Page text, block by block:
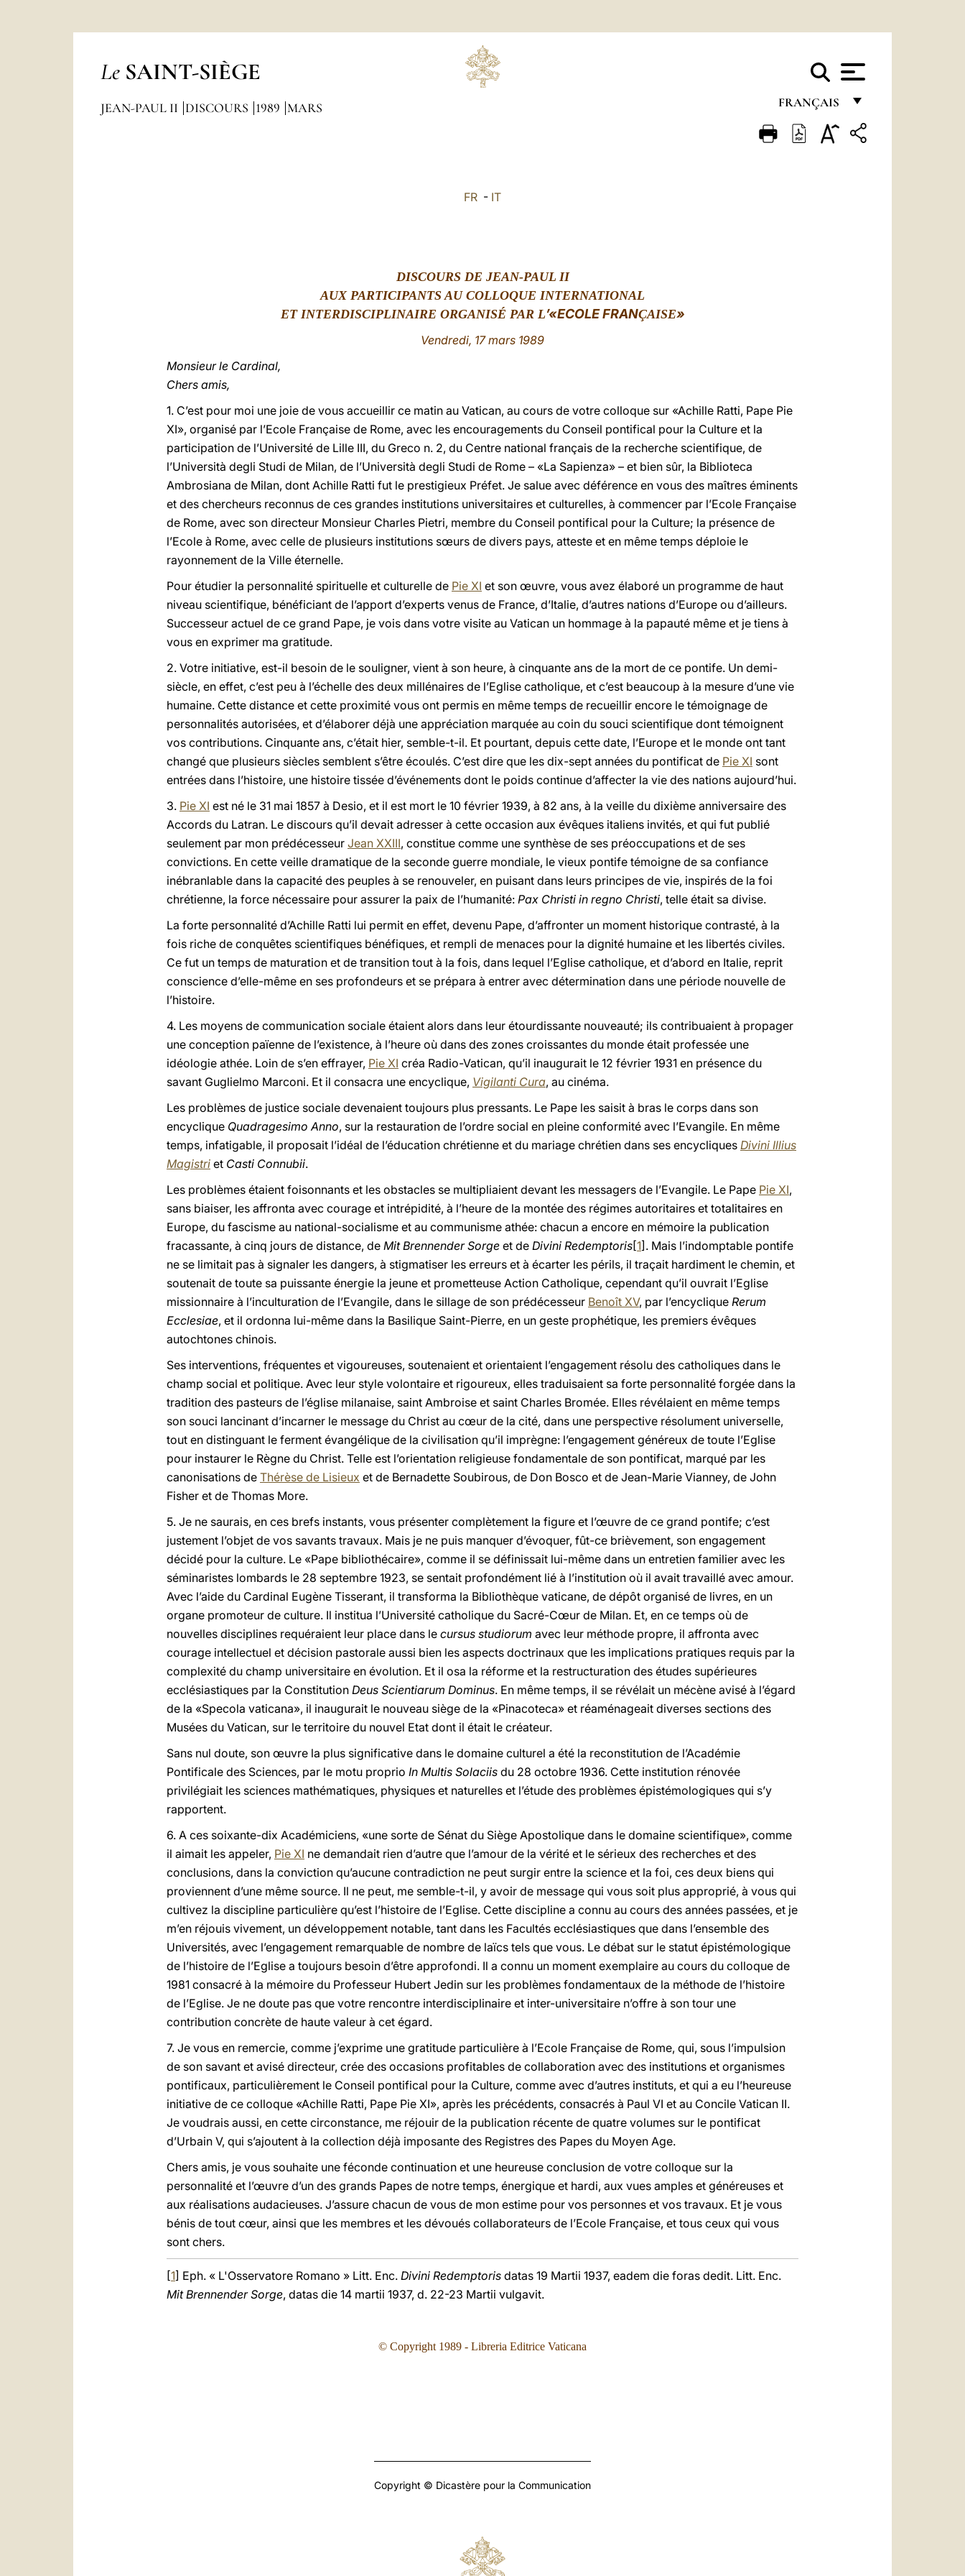
Le SAINT-SIÈGE
FRANÇAIS
FRANÇAIS
JEAN-PAUL II DISCOURS 1989 MARS
FR - IT
DISCOURS DE JEAN-PAUL II
AUX PARTICIPANTS AU COLLOQUE INTERNATIONAL
ET INTERDISCIPLINAIRE ORGANISÉ PAR L’«ECOLE FRANÇAISE»
Vendredi, 17 mars 1989
Monsieur le Cardinal,
Chers amis,
1. C’est pour moi une joie de vous accueillir ce matin au Vatican, au cours de votre colloque sur «Achille Ratti, Pape Pie
XI», organisé par l’Ecole Française de Rome, avec les encouragements du Conseil pontifical pour la Culture et la
participation de l’Université de Lille III, du Greco n. 2, du Centre national français de la recherche scientifique, de
l’Università degli Studi de Milan, de l’Università degli Studi de Rome – «La Sapienza» – et bien sûr, la Biblioteca
Ambrosiana de Milan, dont Achille Ratti fut le prestigieux Préfet. Je salue avec déférence en vous des maîtres éminents
et des chercheurs reconnus de ces grandes institutions universitaires et culturelles, à commencer par l’Ecole Française
de Rome, avec son directeur Monsieur Charles Pietri, membre du Conseil pontifical pour la Culture; la présence de
l’Ecole à Rome, avec celle de plusieurs institutions sœurs de divers pays, atteste et en même temps déploie le
rayonnement de la Ville éternelle.
Pour étudier la personnalité spirituelle et culturelle de Pie XI et son œuvre, vous avez élaboré un programme de haut
niveau scientifique, bénéficiant de l’apport d’experts venus de France, d’Italie, d’autres nations d’Europe ou d’ailleurs.
Successeur actuel de ce grand Pape, je vois dans votre visite au Vatican un hommage à la papauté même et je tiens à
vous en exprimer ma gratitude.
2. Votre initiative, est-il besoin de le souligner, vient à son heure, à cinquante ans de la mort de ce pontife. Un demi-
siècle, en effet, c’est peu à l’échelle des deux millénaires de l’Eglise catholique, et c’est beaucoup à la mesure d’une vie
humaine. Cette distance et cette proximité vous ont permis en même temps de recueillir encore le témoignage de
personnalités autorisées, et d’élaborer déjà une appréciation marquée au coin du souci scientifique dont témoignent
vos contributions. Cinquante ans, c’était hier, semble-t-il. Et pourtant, depuis cette date, l’Europe et le monde ont tant
changé que plusieurs siècles semblent s’être écoulés. C’est dire que les dix-sept années du pontificat de Pie XI sont
entrées dans l’histoire, une histoire tissée d’événements dont le poids continue d’affecter la vie des nations aujourd’hui.
3. Pie XI est né le 31 mai 1857 à Desio, et il est mort le 10 février 1939, à 82 ans, à la veille du dixième anniversaire des
Accords du Latran. Le discours qu’il devait adresser à cette occasion aux évêques italiens invités, et qui fut publié
seulement par mon prédécesseur Jean XXIII, constitue comme une synthèse de ses préoccupations et de ses
convictions. En cette veille dramatique de la seconde guerre mondiale, le vieux pontife témoigne de sa confiance
inébranlable dans la capacité des peuples à se renouveler, en puisant dans leurs principes de vie, inspirés de la foi
chrétienne, la force nécessaire pour assurer la paix de l’humanité: Pax Christi in regno Christi, telle était sa divise.
La forte personnalité d’Achille Ratti lui permit en effet, devenu Pape, d’affronter un moment historique contrasté, à la
fois riche de conquêtes scientifiques bénéfiques, et rempli de menaces pour la dignité humaine et les libertés civiles.
Ce fut un temps de maturation et de transition tout à la fois, dans lequel l’Eglise catholique, et d’abord en Italie, reprit
conscience d’elle-même en ses profondeurs et se prépara à entrer avec détermination dans une période nouvelle de
l’histoire.
4. Les moyens de communication sociale étaient alors dans leur étourdissante nouveauté; ils contribuaient à propager
une conception païenne de l’existence, à l’heure où dans des zones croissantes du monde était professée une
idéologie athée. Loin de s’en effrayer, Pie XI créa Radio-Vatican, qu’il inaugurait le 12 février 1931 en présence du
savant Guglielmo Marconi. Et il consacra une encyclique, Vigilanti Cura, au cinéma.
Les problèmes de justice sociale devenaient toujours plus pressants. Le Pape les saisit à bras le corps dans son
encyclique Quadragesimo Anno, sur la restauration de l’ordre social en pleine conformité avec l’Evangile. En même
temps, infatigable, il proposait l’idéal de l’éducation chrétienne et du mariage chrétien dans ses encycliques Divini Illius
Magistri et Casti Connubii.
Les problèmes étaient foisonnants et les obstacles se multipliaient devant les messagers de l’Evangile. Le Pape Pie XI,
sans biaiser, les affronta avec courage et intrépidité, à l’heure de la montée des régimes autoritaires et totalitaires en
Europe, du fascisme au national-socialisme et au communisme athée: chacun a encore en mémoire la publication
fracassante, à cinq jours de distance, de Mit Brennender Sorge et de Divini Redemptoris[1]. Mais l’indomptable pontife
ne se limitait pas à signaler les dangers, à stigmatiser les erreurs et à écarter les périls, il traçait hardiment le chemin, et
soutenait de toute sa puissante énergie la jeune et prometteuse Action Catholique, cependant qu’il ouvrait l’Eglise
missionnaire à l’inculturation de l’Evangile, dans le sillage de son prédécesseur Benoît XV, par l’encyclique Rerum
Ecclesiae, et il ordonna lui-même dans la Basilique Saint-Pierre, en un geste prophétique, les premiers évêques
autochtones chinois.
Ses interventions, fréquentes et vigoureuses, soutenaient et orientaient l’engagement résolu des catholiques dans le
champ social et politique. Avec leur style volontaire et rigoureux, elles traduisaient sa forte personnalité forgée dans la
tradition des pasteurs de l’église milanaise, saint Ambroise et saint Charles Bromée. Elles révélaient en même temps
son souci lancinant d’incarner le message du Christ au cœur de la cité, dans une perspective résolument universelle,
tout en distinguant le ferment évangélique de la civilisation qu’il imprègne: l’engagement généreux de toute l’Eglise
pour instaurer le Règne du Christ. Telle est l’orientation religieuse fondamentale de son pontificat, marqué par les
canonisations de Thérèse de Lisieux et de Bernadette Soubirous, de Don Bosco et de Jean-Marie Vianney, de John
Fisher et de Thomas More.
5. Je ne saurais, en ces brefs instants, vous présenter complètement la figure et l’œuvre de ce grand pontife; c’est
justement l’objet de vos savants travaux. Mais je ne puis manquer d’évoquer, fût-ce brièvement, son engagement
décidé pour la culture. Le «Pape bibliothécaire», comme il se définissait lui-même dans un entretien familier avec les
séminaristes lombards le 28 septembre 1923, se sentait profondément lié à l’institution où il avait travaillé avec amour.
Avec l’aide du Cardinal Eugène Tisserant, il transforma la Bibliothèque vaticane, de dépôt organisé de livres, en un
organe promoteur de culture. Il institua l’Université catholique du Sacré-Cœur de Milan. Et, en ce temps où de
nouvelles disciplines requéraient leur place dans le cursus studiorum avec leur méthode propre, il affronta avec
courage intellectuel et décision pastorale aussi bien les aspects doctrinaux que les implications pratiques requis par la
complexité du champ universitaire en évolution. Et il osa la réforme et la restructuration des études supérieures
ecclésiastiques par la Constitution Deus Scientiarum Dominus. En même temps, il se révélait un mécène avisé à l’égard
de la «Specola vaticana», il inaugurait le nouveau siège de la «Pinacoteca» et réaménageait diverses sections des
Musées du Vatican, sur le territoire du nouvel Etat dont il était le créateur.
Sans nul doute, son œuvre la plus significative dans le domaine culturel a été la reconstitution de l’Académie
Pontificale des Sciences, par le motu proprio In Multis Solaciis du 28 octobre 1936. Cette institution rénovée
privilégiait les sciences mathématiques, physiques et naturelles et l’étude des problèmes épistémologiques qui s’y
rapportent.
6. A ces soixante-dix Académiciens, «une sorte de Sénat du Siège Apostolique dans le domaine scientifique», comme
il aimait les appeler, Pie XI ne demandait rien d’autre que l’amour de la vérité et le sérieux des recherches et des
conclusions, dans la conviction qu’aucune contradiction ne peut surgir entre la science et la foi, ces deux biens qui
proviennent d’une même source. Il ne peut, me semble-t-il, y avoir de message qui vous soit plus approprié, à vous qui
cultivez la discipline particulière qu’est l’histoire de l’Eglise. Cette discipline a connu au cours des années passées, et je
m’en réjouis vivement, un développement notable, tant dans les Facultés ecclésiastiques que dans l’ensemble des
Universités, avec l’engagement remarquable de nombre de laïcs tels que vous. Le débat sur le statut épistémologique
de l’histoire de l’Eglise a toujours besoin d’être approfondi. Il a connu un moment exemplaire au cours du colloque de
1981 consacré à la mémoire du Professeur Hubert Jedin sur les problèmes fondamentaux de la méthode de l’histoire
de l’Eglise. Je ne doute pas que votre rencontre interdisciplinaire et inter-universitaire n’offre à son tour une
contribution concrète de haute valeur à cet égard.
7. Je vous en remercie, comme j’exprime une gratitude particulière à l’Ecole Française de Rome, qui, sous l’impulsion
de son savant et avisé directeur, crée des occasions profitables de collaboration avec des institutions et organismes
pontificaux, particulièrement le Conseil pontifical pour la Culture, comme avec d’autres instituts, et qui a eu l’heureuse
initiative de ce colloque «Achille Ratti, Pape Pie XI», après les précédents, consacrés à Paul VI et au Concile Vatican II.
Je voudrais aussi, en cette circonstance, me réjouir de la publication récente de quatre volumes sur le pontificat
d’Urbain V, qui s’ajoutent à la collection déjà imposante des Registres des Papes du Moyen Age.
Chers amis, je vous souhaite une féconde continuation et une heureuse conclusion de votre colloque sur la
personnalité et l’œuvre d’un des grands Papes de notre temps, énergique et hardi, aux vues amples et généreuses et
aux réalisations audacieuses. J’assure chacun de vous de mon estime pour vos personnes et vos travaux. Et je vous
bénis de tout cœur, ainsi que les membres et les dévoués collaborateurs de l’Ecole Française, et tous ceux qui vous
sont chers.
[1] Eph. « L'Osservatore Romano » Litt. Enc. Divini Redemptoris datas 19 Martii 1937, eadem die foras dedit. Litt. Enc.
Mit Brennender Sorge, datas die 14 martii 1937, d. 22-23 Martii vulgavit.
© Copyright 1989 - Libreria Editrice Vaticana
Copyright © Dicastère pour la Communication